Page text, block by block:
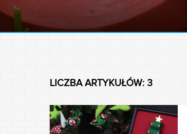
LICZBA ARTYKUŁÓW: 3